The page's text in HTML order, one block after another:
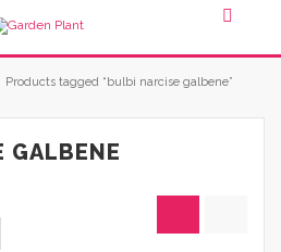
Products tagged “bulbi narcise galbene”
GALBENE